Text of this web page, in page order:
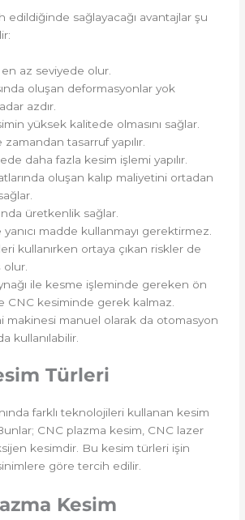
edildiğinde sağlayacağı avantajlar şu
az seviyede olur.
oluşan deformasyonlar yok
azdır.
yüksek kalitede olmasını sağlar.
zamandan tasarruf yapılır.
daha fazla kesim işlemi yapılır.
oluşan kalıp maliyetini ortadan
üretkenlik sağlar.
yanıcı madde kullanmayı gerektirmez.
kullanırken ortaya çıkan riskler de
ile kesme işleminde gereken ön
CNC kesiminde gerek kalmaz.
makinesi manuel olarak da otomasyon
kullanılabilir.
Türleri
farklı teknolojileri kullanan kesim
CNC plazma kesim, CNC lazer
kesimdir. Bu kesim türleri işin
göre tercih edilir.
Kesim